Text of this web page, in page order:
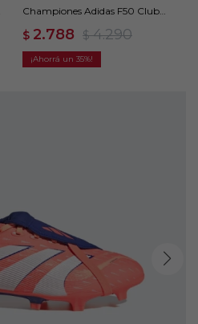
Championes Adidas F50 Club
$ 2.788 $ 4.290
35